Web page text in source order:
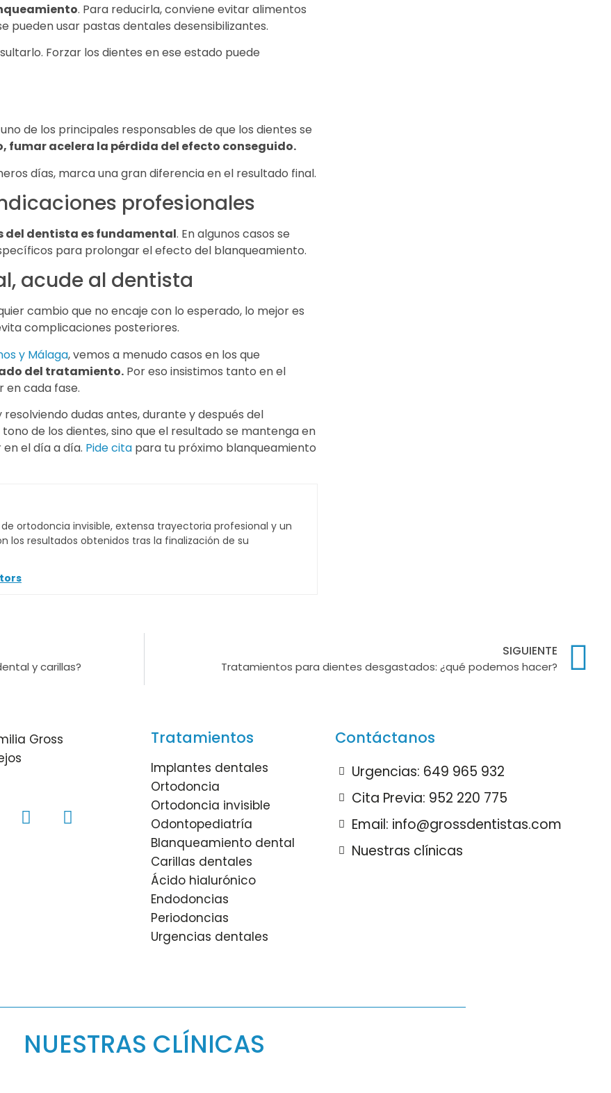
. Para reducirla, conviene evitar alimentos
pueden usar pastas dentales desensibilizantes.
Forzar los dientes en ese estado puede
de los principales responsables de que los dientes se
fumar acelera la pérdida del efecto conseguido.
días, marca una gran diferencia en el resultado final.
profesionales
del dentista es fundamental. En algunos casos se
para prolongar el efecto del blanqueamiento.
acude al dentista
cambio que no encaje con lo esperado, lo mejor es
complicaciones posteriores.
y Málaga, vemos a menudo casos en los que
del tratamiento. Por eso insistimos tanto en el
en cada fase.
dudas antes, durante y después del
de los dientes, sino que el resultado se mantenga en
el día a día. Pide cita para tu próximo blanqueamiento
ortodoncia invisible, extensa trayectoria profesional y un
los resultados obtenidos tras la finalización de su
y carillas?
SIGUIENTE
Tratamientos para dientes desgastados: ¿qué podemos hacer?
Gross
Tratamientos
Implantes dentales
Ortodoncia
Ortodoncia invisible
Odontopediatría
Blanqueamiento dental
Carillas dentales
Ácido hialurónico
Endodoncias
Periodoncias
Urgencias dentales
Contáctanos
Urgencias: 649 965 932
Cita Previa: 952 220 775
Email: info@grossdentistas.com
Nuestras clínicas
NUESTRAS CLÍNICAS